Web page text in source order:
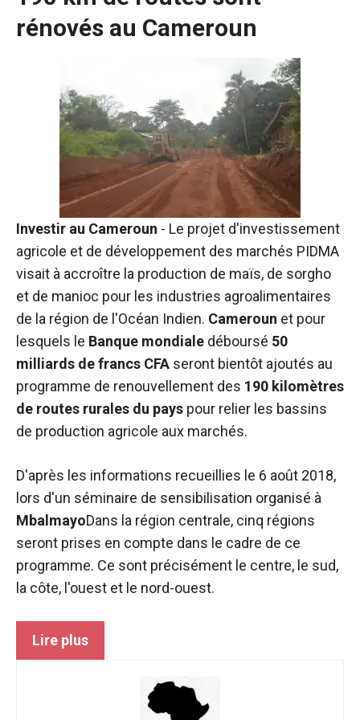
rénovés au Cameroun
Investir au Cameroun - Le projet d'investissement
agricole et de développement des marchés PIDMA
visait à accroître la production de maïs, de sorgho
et de manioc pour les industries agroalimentaires
de la région de l'Océan Indien. Cameroun et pour
lesquels le Banque mondiale déboursé 50
milliards de francs CFA seront bientôt ajoutés au
programme de renouvellement des 190 kilomètres
de routes rurales du pays pour relier les bassins
de production agricole aux marchés.
D'après les informations recueillies le 6 août 2018,
lors d'un séminaire de sensibilisation organisé à
MbalmayoDans la région centrale, cinq régions
seront prises en compte dans le cadre de ce
programme. Ce sont précisément le centre, le sud,
la côte, l'ouest et le nord-ouest.
Lire plus
Nécessaire
Ces cookies ne
sont pas
facultatifs. Ils
sont
nécessaires au
fonctionnement
du site web.
Statistiques
d'améliorer la
fonctionnalité
et la structure
en fonction
de la manière
est utilisé.